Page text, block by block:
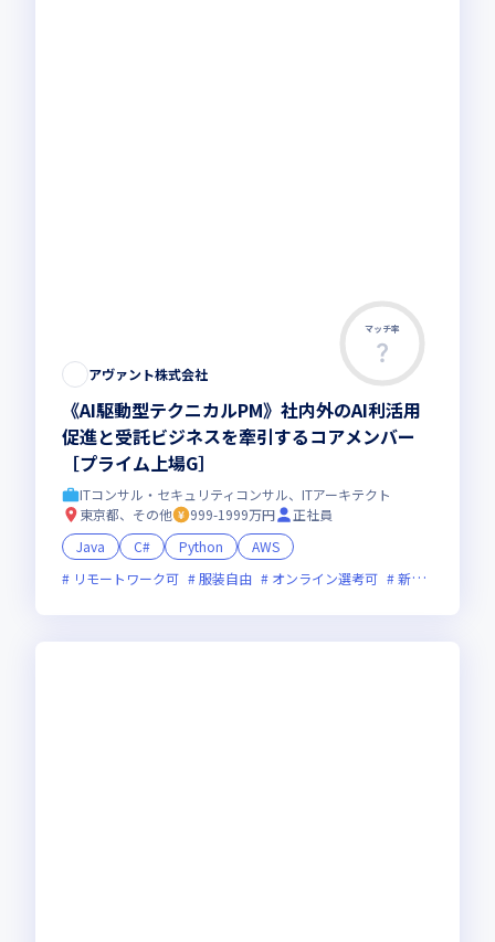
マッチ率
アヴァント株式会社
《AI駆動型テクニカルPM》社内外のAI利活用
促進と受託ビジネスを牽引するコアメンバー
［プライム上場G］
ITコンサル・セキュリティコンサル、ITアーキテクト
東京都、その他
999-1999万円
正社員
Java
C# Python
AWS
リモートワーク可
服装自由 オンライン選考可 新技術に積極的